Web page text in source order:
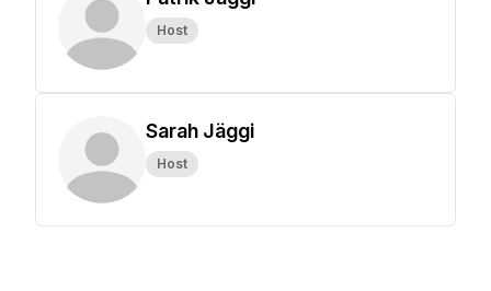
Host
Sarah Jäggi
Host